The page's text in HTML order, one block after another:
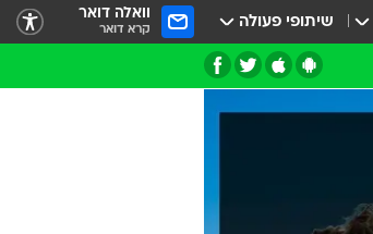
שיתופי פעולה וואלה דואר
קרא דואר